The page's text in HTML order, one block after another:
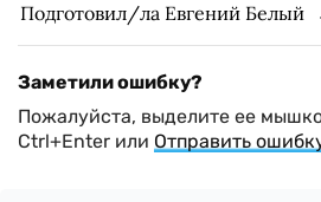
Подготовил/ла Евгений Белый
Заметили ошибку?
Пожалуйста, выделите ее
Ctrl+Enter или Отправить